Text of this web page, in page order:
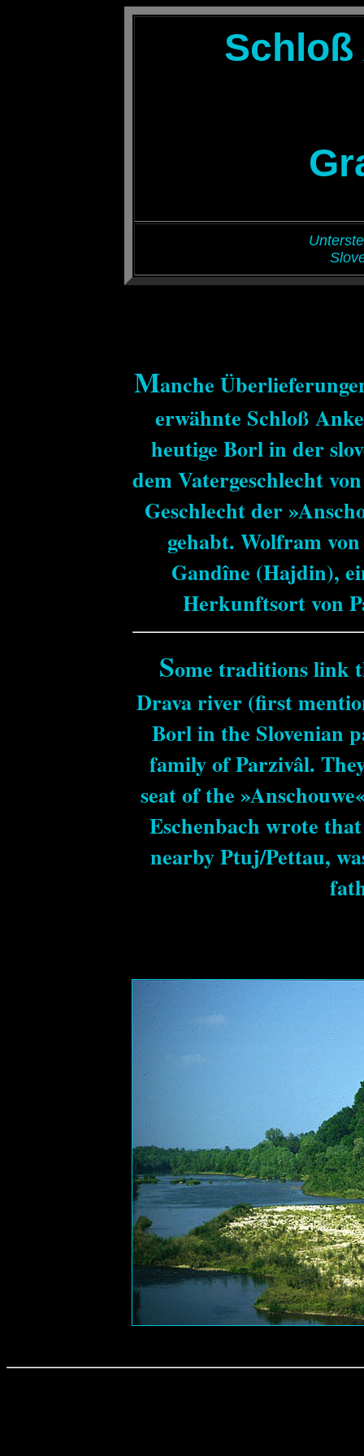
Manche
erwähnte Schloß
heutige Borl in der
dem Vatergeschlecht
Geschlecht der
gehabt. Wolfram
Gandîne (Hajdin),
Herkunftsort von
Some traditions link
Drava river (first
Borl in the Slovenian
family of Parzivâl.
seat of the
Eschenbach wrote
nearby Ptuj/Pettau,